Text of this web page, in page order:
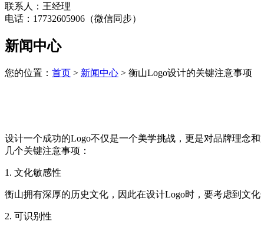
联系人：王经理
电话：17732605906（微信同步）
新闻中心
您的位置： 首页 > 新闻中心 > 衡山Logo设计的关键注意事项
设计一个成功的Logo不仅是一个美学挑战，更是对品牌理念
几个关键注意事项：
1. 文化敏感性
衡山拥有深厚的历史文化，因此在设计Logo时，要考虑到文
2. 可识别性